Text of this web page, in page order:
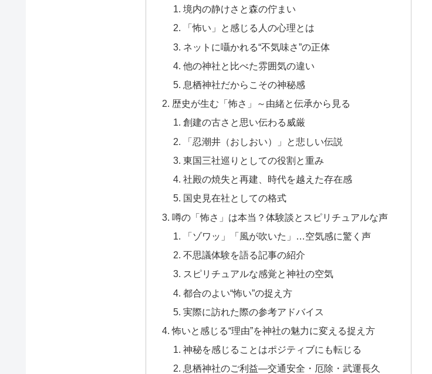
境内の静けさと森の佇まい
「怖い」と感じる人の心理とは
ネットに囁かれる“不気味さ”の正体
他の神社と比べた雰囲気の違い
息栖神社だからこその神秘感
歴史が生む「怖さ」～由緒と伝承から見る
創建の古さと思い伝わる威厳
「忍潮井（おしおい）」と悲しい伝説
東国三社巡りとしての役割と重み
社殿の焼失と再建、時代を越えた存在感
国史見在社としての格式
噂の「怖さ」は本当？体験談とスピリチュアルな声
「ゾワッ」「風が吹いた」…空気感に驚く声
不思議体験を語る記事の紹介
スピリチュアルな感覚と神社の空気
都合のよい“怖い”の捉え方
実際に訪れた際の参考アドバイス
怖いと感じる“理由”を神社の魅力に変える捉え方
神秘を感じることはポジティブにも転じる
息栖神社のご利益—交通安全・厄除・武運長久